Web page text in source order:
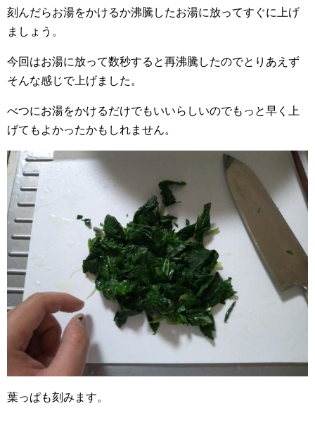
刻んだらお湯をかけるか沸騰したお湯に放ってすぐに上げ
ましょう。
今回はお湯に放って数秒すると再沸騰したのでとりあえず
そんな感じで上げました。
べつにお湯をかけるだけでもいいらしいのでもっと早く上
げてもよかったかもしれません。
葉っぱも刻みます。